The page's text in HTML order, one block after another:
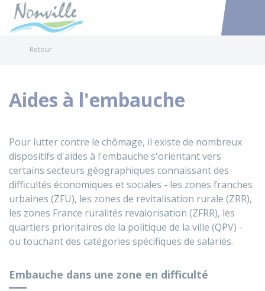
Accéder
Retour
Aides à l'embauche
Pour lutter contre le chômage, il existe de nombreux
dispositifs d'aides à l'embauche s'orientant vers
certains secteurs géographiques connaissant des
difficultés économiques et sociales - les zones franches
urbaines (ZFU), les zones de revitalisation rurale (ZRR),
les zones France ruralités revalorisation (ZFRR), les
quartiers prioritaires de la politique de la ville (QPV) -
ou touchant des catégories spécifiques de salariés.
Embauche dans une zone en difficulté